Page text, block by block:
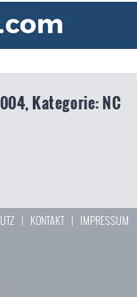
Kategorie: NC
| KONTAKT| IMPRESSUM